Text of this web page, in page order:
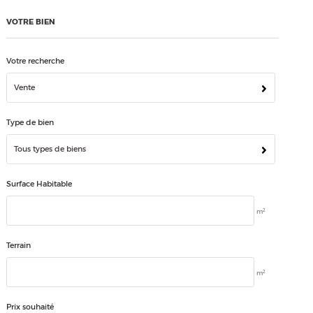
VOTRE BIEN
Votre recherche
Vente
Type de bien
Tous types de biens
Surface Habitable
m2
Terrain
m2
Prix souhaité